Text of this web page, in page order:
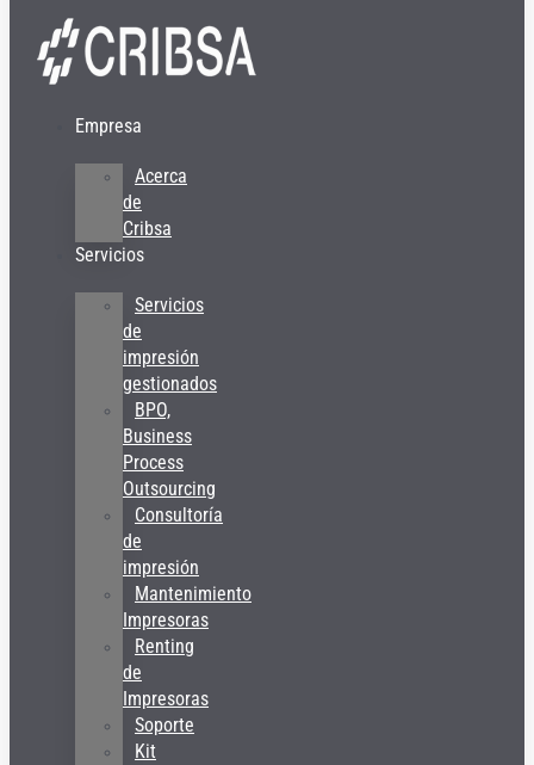
Empresa
Acerca
de
Cribsa
Servicios
Servicios
de
impresión
gestionados
BPO,
Business
Process
Outsourcing
Consultoría
de
impresión
Mantenimiento
Impresoras
Renting
de
Impresoras
Soporte
Kit